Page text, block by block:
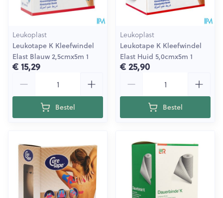
Leukoplast
Leukotape K Kleefwindel
Elast Blauw 2,5cmx5m 1
€ 15,29
Bestel
Leukoplast
Leukotape K Kleefwindel
Elast Huid 5,0cmx5m 1
€ 25,90
Bestel